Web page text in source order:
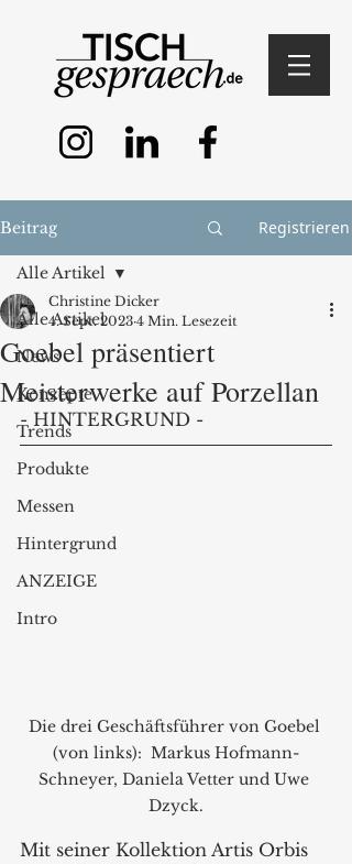
Beitrag Registrieren
Alle Artikel
News
Konzepte
Trends
Produkte
Messen
Hintergrund
ANZEIGE
Intro
Alle Artikel
Goebel präsentiert
Meisterwerke auf Porzellan
Christine Dicker
4. Sept. 2023 4 Min. Lesezeit
- HINTERGRUND -
Die drei Geschäftsführer von Goebel
(von links):  Markus Hofmann-
Schneyer, Daniela Vetter und Uwe
Dzyck.
Mit seiner Kollektion Artis Orbis